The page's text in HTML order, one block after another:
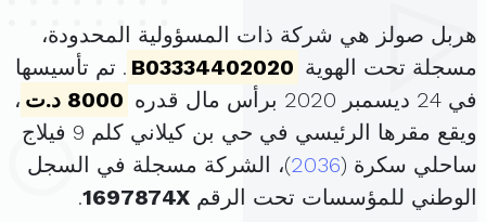
هربل صولز هي شركة ذات المسؤولية المحدودة،
مسجلة تحت الهوية B03334402020 . تم تأسيسها
في 24 ديسمبر 2020 برأس مال قدره
8000 د.ت
،
ويقع مقرها الرئيسي في حي بن كيلاني كلم 9 فيلاج
ساحلي سكرة (2036)، الشركة مسجلة في السجل
الوطني للمؤسسات تحت الرقم 1697874X
.